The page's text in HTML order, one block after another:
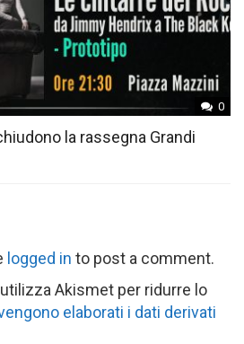
0
la rassegna Grandi
logged in to post a comment.
Akismet per ridurre lo
elaborati i dati derivati